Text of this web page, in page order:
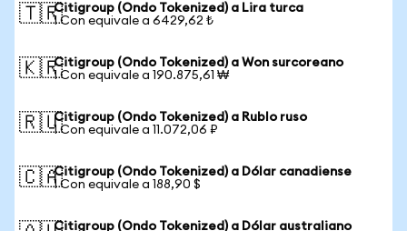
🇹🇷Citigroup (Ondo Tokenized) a Lira turca
1 Con equivale a 6429,62 ₺
🇰🇷Citigroup (Ondo Tokenized) a Won surcoreano
1 Con equivale a 190.875,61 ₩
🇷🇺Citigroup (Ondo Tokenized) a Rublo ruso
1 Con equivale a 11.072,06 ₽
🇨🇦Citigroup (Ondo Tokenized) a Dólar canadiense
1 Con equivale a 188,90 $
Citigroup (Ondo Tokenized) a Dólar australiano